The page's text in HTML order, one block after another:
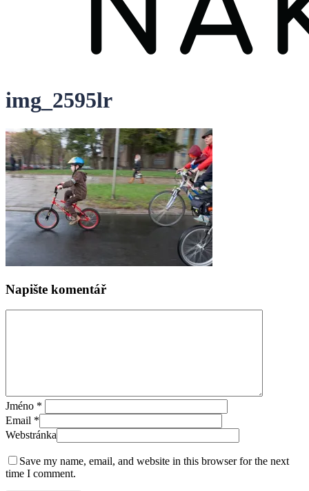
img_2595lr
Napište komentář
Jméno *
Email *
Webstránka
Save my name, email, and website in this browser for the next
time I comment.